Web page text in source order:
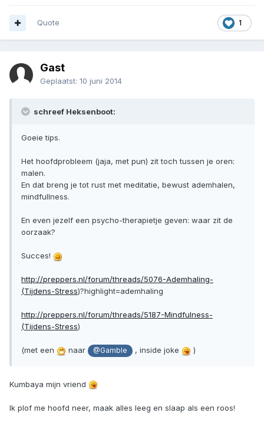
1
Quote
Gast
Geplaatst: 10 juni 2014
schreef Heksenboot:
Goeie tips.
Het hoofdprobleem (jaja, met pun) zit toch tussen je oren:
malen.
En dat breng je tot rust met meditatie, bewust ademhalen,
mindfullness.
En even jezelf een psycho-therapietje geven: waar zit de
oorzaak?
Succes!
http://preppers.nl/forum/threads/5076-Ademhaling-
(Tijdens-Stress)?highlight=ademhaling
http://preppers.nl/forum/threads/5187-Mindfulness-
(Tijdens-Stress)
(met een naar @Gamble , inside joke )
Kumbaya mijn vriend
Ik plof me hoofd neer, maak alles leeg en slaap als een roos!